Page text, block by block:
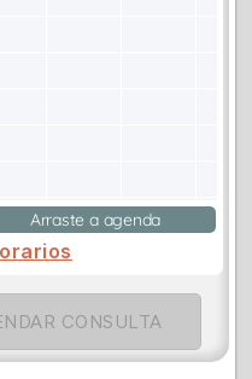
Arraste a agenda
CONSULTA